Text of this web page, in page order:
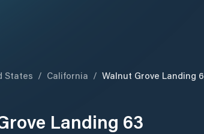
States / California / Walnut Grove Landing
Landing 63